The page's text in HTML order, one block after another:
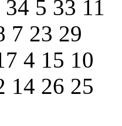
5 33 11
7 23 29
4 15 10
14 26 25